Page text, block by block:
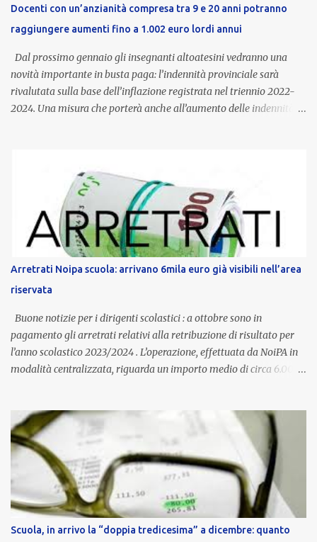
Docenti con un’anzianità compresa tra 9 e 20 anni potranno
raggiungere aumenti fino a 1.002 euro lordi annui
Dal prossimo gennaio gli insegnanti altoatesini vedranno una
novità importante in busta paga: l’indennità provinciale sarà
rivalutata sulla base dell’inflazione registrata nel triennio 2022-
2024. Una misura che porterà anche all’aumento delle indennità di
dedicato alle donne vittime di violenza di genere, in linea con la
normativa nazionale e con l’obiettivo di offrire maggiore tutela e
supporto in situazioni delicate. L’indennità provinciale per i docenti
è un unicum in Italia: si tratta di una misura esclusiva della
Provincia autonoma di Bolzano, che integra in maniera stabile lo
stipendio nazionale grazie alle prerogative garantite
dall’autonomia locale. Non è un bonus temporaneo né un
compenso accessorio, ma una voce strutturale di retribuzione,
aggiornata periodicamente in base al cost...
Arretrati Noipa scuola: arrivano 6mila euro già visibili nell’area
riservata
Buone notizie per i dirigenti scolastici : a ottobre sono in
pagamento gli arretrati relativi alla retribuzione di risultato per
l’anno scolastico 2023/2024 . L’operazione, effettuata da NoiPA in
modalità centralizzata, riguarda un importo medio di circa 6.000
ordinaria di ottobre . Cos’è la retribuzione di risultato La
retribuzione di risultato rappresenta la parte variabile dello
stipendio dei dirigenti scolastici. Viene corrisposta per valorizzare
la qualità dell’attività svolta, la gestione delle risorse e il
raggiungimento degli obiettivi fissati dal Ministero dell’Istruzione
e del Merito (MIM) . Per l’anno scolastico 2023/2024, il MIM ha
completato la procedura di valutazione e trasmesso i dati a NoiPA,
che ha poi disposto la liquidazione automatica in busta paga . Gli
Scuola, in arrivo la “doppia tredicesima” a dicembre: quanto